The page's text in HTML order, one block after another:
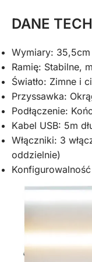
DANE
Wymiary: 35,5cm
Ramię: Stabilne,
Światło: Zimne i
Przyssawka:
Podłączenie:
Kabel USB: 5m
Włączniki: 3
oddzielnie)